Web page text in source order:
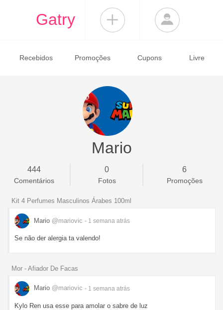
Gatry
Recebidos Promoções Cupons Livre
Mario
444
Comentários
0
Fotos
6
Promoções
Kit 4 Perfumes Masculinos Árabes 100ml
Mario @mariovic - 1 semana atrás
Se não der alergia ta valendo!
Mor - Afiador De Facas
Mario @mariovic - 1 semana atrás
Kylo Ren usa esse para amolar o sabre de luz